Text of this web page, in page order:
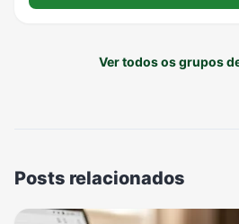
Ver todos os grupos
Posts relacionados